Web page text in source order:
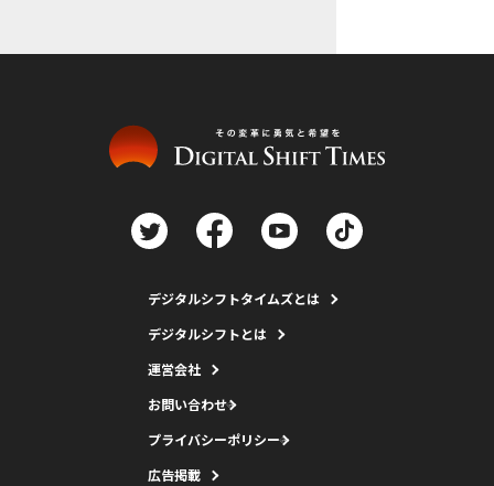
デジタルシフトタイムズとは
デジタルシフトとは
運営会社
お問い合わせ
プライバシーポリシー
広告掲載